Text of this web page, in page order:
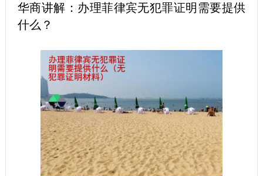
华商讲解：办理菲律宾无犯罪证明需要提供
什么？